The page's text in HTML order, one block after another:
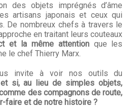
des objets imprégnés d’âme
artisans japonais et ceux qui
De nombreux chefs à travers le
en traitant leurs couteaux
et la même attentionque les
le chef Thierry Marx.
invite à voir nos outils du
et si, au lieu de simples objets,
des compagnons de route,
faire et de notre histoire ?